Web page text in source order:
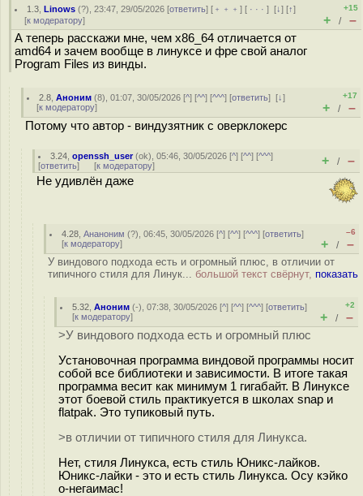
1.3 ,Linows (?), 23:47, 29/05/2026 [ответить] [ ﹢﹢﹢] [ · · ·][↓] [↑]
[к модератору]
+15
+ / –
А теперь расскажи мне, чем x86_64 отличается от
amd64 и зачем вообще в линуксе и фре свой аналог
Program Files из винды.
2.8 ,Аноним (8), 01:07, 30/05/2026 [^] [^^] [^^^] [ответить][↓]
[к модератору]
+17
+ / –
Потому что автор - виндузятник с оверклокерс
3.24 ,openssh_user(ok), 05:46, 30/05/2026 [^] [^^] [^^^]
[ответить] [к модератору] + / –
Не удивлён даже
4.28 ,Ананоним (?), 06:45, 30/05/2026 [^] [^^] [^^^] [ответить]
[к модератору]
–6
+ / –
У виндового подхода есть и огромный плюс, в отличии от
типичного стиля для Линук... большой текст свёрнут, показать
5.32 ,Аноним (-), 07:38, 30/05/2026 [^] [^^] [^^^] [ответить]
[к модератору]
+2
+ / –
>У виндового подхода есть и огромный плюс
Установочная программа виндовой программы носит
собой все библиотеки и зависимости. В итоге такая
программа весит как минимум 1 гигабайт. В Линуксе
этот боевой стиль практикуется в школах snap и
flatpak. Это тупиковый путь.
>в отличии от типичного стиля для Линукса.
Нет, стиля Линукса, есть стиль Юникс-лайков.
Юникс-лайки - это и есть стиль Линукса. Осу кэйко
о-негаимас!